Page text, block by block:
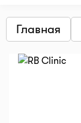
Главная